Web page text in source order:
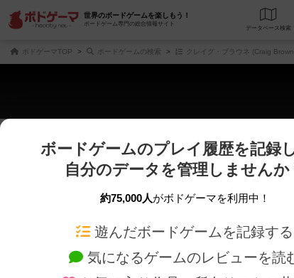
世界のボードゲームを楽しもう！
ボードゲーム専門の総合情報サイト
データ
ボドゲーマTOP ボードゲームの検索 クレイグ・ブラウネ (Craig
じっくり表示 さくさく表
商品名、商品説明文、デザイナー名、テーマ名、メカニクス名を対象
ゲームデザイナー名を
ゲームデザイナー
対象年齢を指定します。 世界観
テーマ/
ボードゲームのプレイ履歴を記録し
自分のデータを管理しませんか
約75,000人がボドゲーマを利用中！
遊んだボードゲームを記録する
気になるゲームのレビューを読